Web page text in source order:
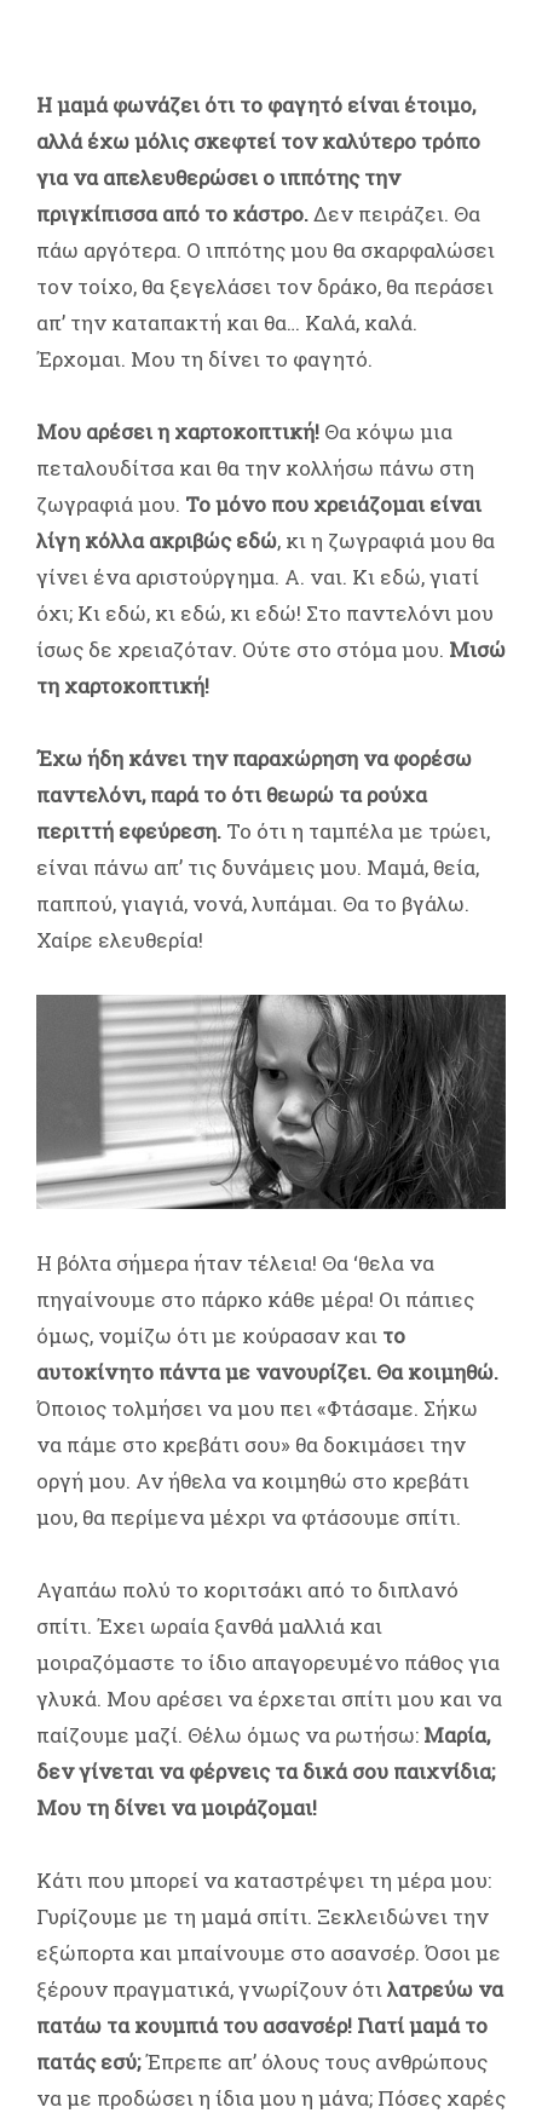
Η μαμά φωνάζει ότι το φαγητό είναι έτοιμο,
αλλά έχω μόλις σκεφτεί τον καλύτερο τρόπο
για να απελευθερώσει ο ιππότης την
πριγκίπισσα από το κάστρο.Δεν πειράζει. Θα
πάω αργότερα. Ο ιππότης μου θα σκαρφαλώσει
τον τοίχο, θα ξεγελάσει τον δράκο, θα περάσει
απ’ την καταπακτή και θα… Καλά, καλά.
Έρχομαι. Μου τη δίνει το φαγητό.
Μου αρέσει η χαρτοκοπτική! Θα κόψω μια
πεταλουδίτσα και θα την κολλήσω πάνω στη
ζωγραφιά μου. Το μόνο που χρειάζομαι είναι
λίγη κόλλα ακριβώς εδώ, κι η ζωγραφιά μου θα
γίνει ένα αριστούργημα. Α. ναι. Κι εδώ, γιατί
όχι; Κι εδώ, κι εδώ, κι εδώ! Στο παντελόνι μου
ίσως δε χρειαζόταν. Ούτε στο στόμα μου. Μισώ
τη χαρτοκοπτική!
Έχω ήδη κάνει την παραχώρηση να φορέσω
παντελόνι, παρά το ότι θεωρώ τα ρούχα
περιττή εφεύρεση. Το ότι η ταμπέλα με τρώει,
είναι πάνω απ’ τις δυνάμεις μου. Μαμά, θεία,
παππού, γιαγιά, νονά, λυπάμαι. Θα το βγάλω.
Χαίρε ελευθερία!
Η βόλτα σήμερα ήταν τέλεια! Θα ‘θελα να
πηγαίνουμε στο πάρκο κάθε μέρα! Οι πάπιες
όμως, νομίζω ότι με κούρασαν και το
αυτοκίνητο πάντα με νανουρίζει. Θα κοιμηθώ.
Όποιος τολμήσει να μου πει «Φτάσαμε. Σήκω
να πάμε στο κρεβάτι σου» θα δοκιμάσει την
οργή μου. Αν ήθελα να κοιμηθώ στο κρεβάτι
μου, θα περίμενα μέχρι να φτάσουμε σπίτι.
Αγαπάω πολύ το κοριτσάκι από το διπλανό
σπίτι. Έχει ωραία ξανθά μαλλιά και
μοιραζόμαστε το ίδιο απαγορευμένο πάθος για
γλυκά. Μου αρέσει να έρχεται σπίτι μου και να
παίζουμε μαζί. Θέλω όμως να ρωτήσω: Μαρία,
δεν γίνεται να φέρνεις τα δικά σου παιχνίδια;
Μου τη δίνει να μοιράζομαι!
Κάτι που μπορεί να καταστρέψει τη μέρα μου:
Γυρίζουμε με τη μαμά σπίτι. Ξεκλειδώνει την
εξώπορτα και μπαίνουμε στο ασανσέρ. Όσοι με
ξέρουν πραγματικά, γνωρίζουν ότιλατρεύω να
πατάω τα κουμπιά του ασανσέρ! Γιατί μαμά το
πατάς εσύ;Έπρεπε απ’ όλους τους ανθρώπους
να με προδώσει η ίδια μου η μάνα; Πόσες χαρές